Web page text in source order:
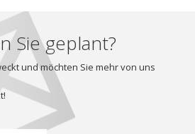
Sie geplant?
und möchten Sie mehr von uns